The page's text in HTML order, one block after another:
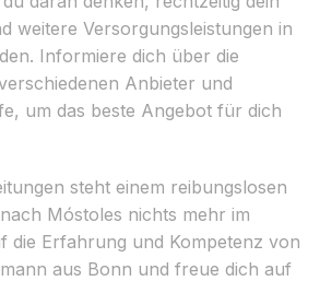
weitere Versorgungsleistungen in
Informiere dich über die
Anbieter und
um das beste Angebot für dich
steht einem reibungslosen
Móstoles nichts mehr im
die Erfahrung und Kompetenz von
aus Bonn und freue dich auf